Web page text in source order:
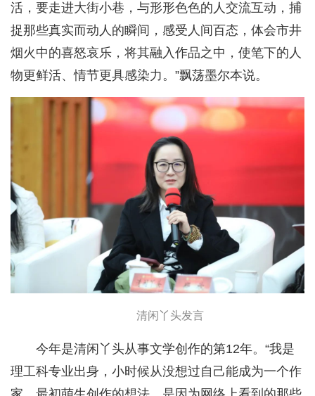
活，要走进大街小巷，与形形色色的人交流互动，捕
捉那些真实而动人的瞬间，感受人间百态，体会市井
烟火中的喜怒哀乐，将其融入作品之中，使笔下的人
物更鲜活、情节更具感染力。”飘荡墨尔本说。
清闲丫头发言
今年是清闲丫头从事文学创作的第12年。“我是
理工科专业出身，小时候从没想过自己能成为一个作